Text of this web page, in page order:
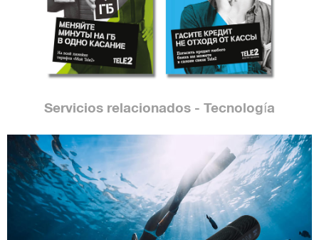
Servicios relacionados - Tecnología